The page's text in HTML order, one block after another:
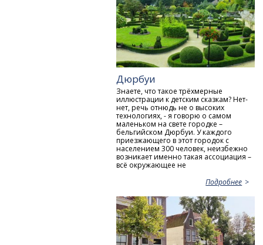
Дюрбуи
Знаете, что такое трёхмерные
иллюстрации к детским сказкам? Нет-
нет, речь отнюдь не о высоких
технологиях, - я говорю о самом
маленьком на свете городке –
бельгийском Дюрбуи. У каждого
приезжающего в этот городок с
населением 300 человек, неизбежно
возникает именно такая ассоциация –
всё окружающее не
Подробнее